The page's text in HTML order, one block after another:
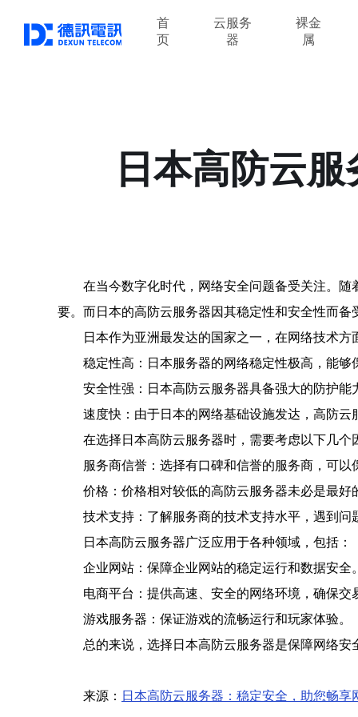
首
页
云服务
器
裸金
属
日本高防云
在当今数字化时代，网络安全问题备受关注。
要。而日本的高防云服务器因其稳定性和安全性而备
日本作为亚洲最发达的国家之一，在网络技术
稳定性高：日本服务器的网络稳定性极高，能
安全性强：日本高防云服务器具备强大的防护
速度快：由于日本的网络基础设施发达，高防
在选择日本高防云服务器时，需要考虑以下几个
服务商信誉：选择有口碑和信誉的服务商，可
价格：价格相对较低的高防云服务器未必是最
技术支持：了解服务商的技术支持水平，遇到问
日本高防云服务器广泛应用于各种领域，包括：
企业网站：保障企业网站的稳定运行和数据安全
电商平台：提供高速、安全的网络环境，确保交
游戏服务器：保证游戏的流畅运行和玩家体验。
总的来说，选择日本高防云服务器是保障网络
来源： 日本高防云服务器：稳定安全，助您畅享